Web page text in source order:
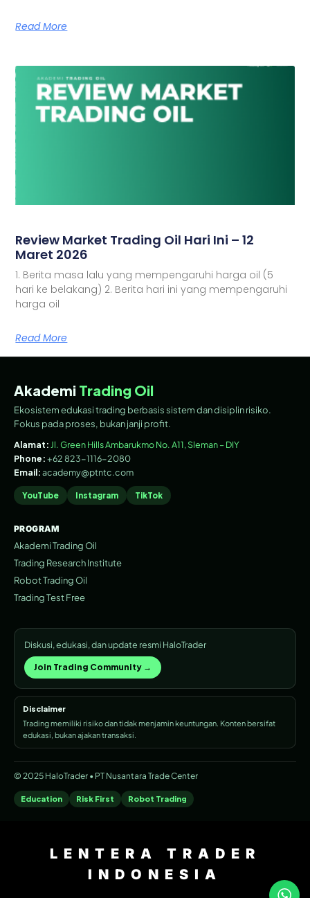
Read More
Review Market Trading Oil Hari Ini – 12
Maret 2026
1. Berita masa lalu yang mempengaruhi harga oil (5
hari ke belakang) 2. Berita hari ini yang mempengaruhi
harga oil
Read More
Akademi Trading Oil
Ekosistem edukasi trading berbasis sistem dan disiplin risiko.
Fokus pada proses, bukan janji profit.
Alamat:Jl. Green Hills Ambarukmo No. A11, Sleman – DIY
Phone:+62 823-1116-2080
Email:academy@ptntc.com
YouTube Instagram TikTok
PROGRAM
Akademi Trading Oil
Trading Research Institute
Robot Trading Oil
Trading Test Free
Diskusi, edukasi, dan update resmi HaloTrader
Join Trading Community →
Disclaimer
Trading memiliki risiko dan tidak menjamin keuntungan. Konten bersifat
edukasi, bukan ajakan transaksi.
© 2025 HaloTrader • PT Nusantara Trade Center
Education Risk First Robot Trading
LENTERA TRADER
INDONESIA